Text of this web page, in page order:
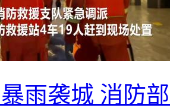
雨袭城 消防